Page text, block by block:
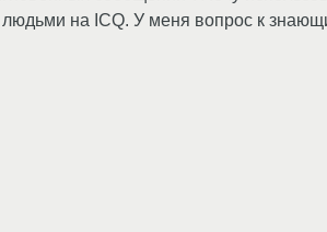
на ICQ. У меня вопрос к